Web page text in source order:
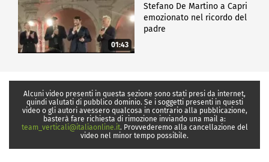
01:43
Stefano De Martino a Capri
emozionato nel ricordo del
padre
Alcuni video presenti in questa sezione sono stati presi da internet,
quindi valutati di pubblico dominio. Se i soggetti presenti in questi
video o gli autori avessero qualcosa in contrario alla pubblicazione,
basterà fare richiesta di rimozione inviando una mail a:
team_verticali@italiaonline.it. Provvederemo alla cancellazione del
video nel minor tempo possibile.